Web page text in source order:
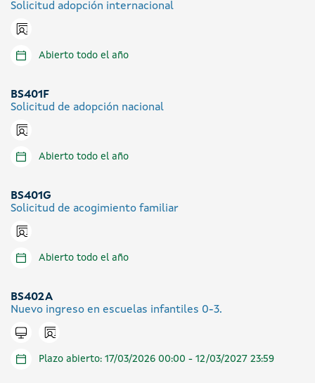
Solicitud adopción internacional
Icono presencial
Abierto todo el año
BS401F
Solicitud de adopción nacional
Icono presencial
Abierto todo el año
BS401G
Solicitud de acogimiento familiar
Icono presencial
Abierto todo el año
BS402A
Nuevo ingreso en escuelas infantiles 0-3.
Tramitar en línea
Icono presencial
Plazo abierto: 17/03/2026 00:00 - 12/03/2027 23:59